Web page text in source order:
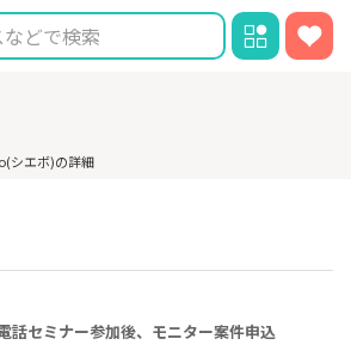
シエボ)の詳細
話セミナー参加後、モニター案件申込